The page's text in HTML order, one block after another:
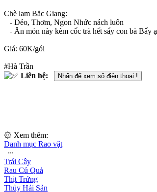
Chè lam Bắc Giang:
- Dẻo, Thơm, Ngon Nhức nách luôn
- Ăn món này kèm cốc trà hết sẩy con bà Bẩy ạ
Giá: 60K/gói
#Hà Trần
Liên hệ:
Nhấn để xem số điện thoại !
۞ Xem thêm:
Danh mục Rao vặt
∙∙∙
Trái Cây
Rau Củ Quả
Thịt Trứng
Thủy Hải Sản